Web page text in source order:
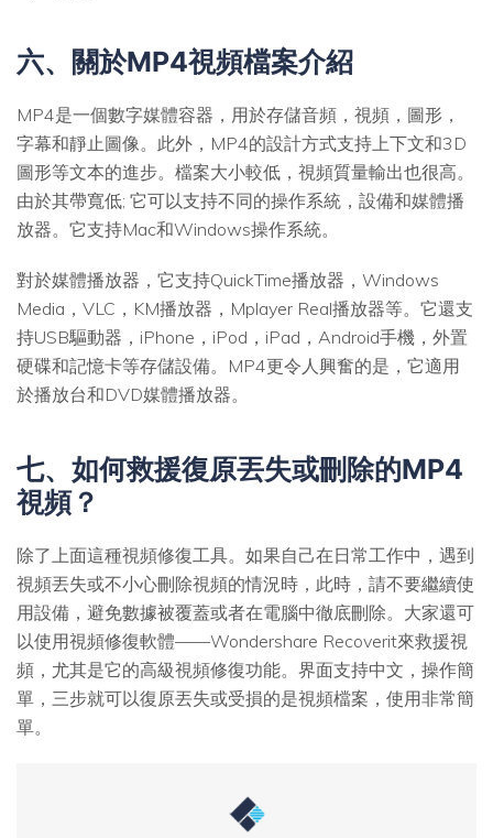
六、關於MP4視頻檔案介紹
MP4是一個數字媒體容器，用於存儲音頻，視頻，圖形，
字幕和靜止圖像。此外，MP4的設計方式支持上下文和3D
圖形等文本的進步。檔案大小較低，視頻質量輸出也很高。
由於其帶寬低; 它可以支持不同的操作系統，設備和媒體播
放器。它支持Mac和Windows操作系統。
對於媒體播放器，它支持QuickTime播放器，Windows
Media，VLC，KM播放器，Mplayer Real播放器等。它還支
持USB驅動器，iPhone，iPod，iPad，Android手機，外置
硬碟和記憶卡等存儲設備。MP4更令人興奮的是，它適用
於播放台和DVD媒體播放器。
七、如何救援復原丟失或刪除的MP4
視頻？
除了上面這種視頻修復工具。如果自己在日常工作中，遇到
視頻丟失或不小心刪除視頻的情況時，此時，請不要繼續使
用設備，避免數據被覆蓋或者在電腦中徹底刪除。大家還可
以使用視頻修復軟體——Wondershare Recoverit來救援視
頻，尤其是它的高級視頻修復功能。界面支持中文，操作簡
單，三步就可以復原丟失或受損的是視頻檔案，使用非常簡
單。